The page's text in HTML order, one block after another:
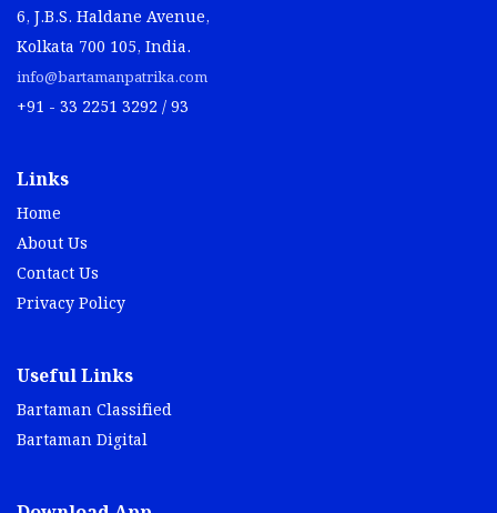
6, J.B.S. Haldane Avenue,
Kolkata 700 105, India.
info@bartamanpatrika.com
+91 - 33 2251 3292 / 93
Links
Home
About Us
Contact Us
Privacy Policy
Useful Links
Bartaman Classified
Bartaman Digital